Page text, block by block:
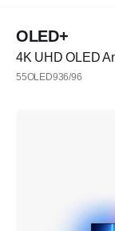
OLED+
4K UHD OLED
55OLED936/96